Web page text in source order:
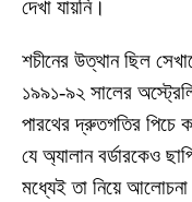
দেখা যায়নি।
শচীনের উত্থান ছিল
১৯৯১-৯২ সালের
পারথের দ্রুতগতির পিচে
যে অ্যালান বর্ডারকেও
মধ্যেই তা নিয়ে